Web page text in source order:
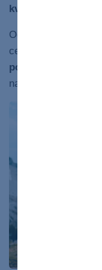
kvalita
Odborníci na výživu
cestou k zdraviu sú
potraviny
najkratšiu cestu.